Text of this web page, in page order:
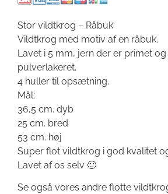
Stor vildtkrog – Råbuk
Vildtkrog med motiv af en råbuk.
Lavet i 5 mm, jern der er primet
pulverlakeret.
4 huller til opsætning.
Mål:
36,5 cm. dyb
25 cm. bred
53 cm. høj
Super flot vildtkrog i god kvalitet
Lavet af os selv 🙂
Se også vores andre flotte